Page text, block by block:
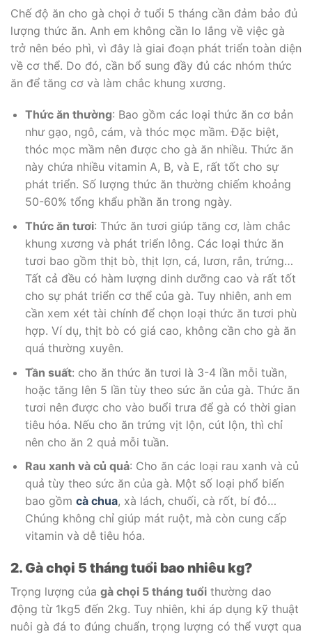
Chế độ ăn cho gà chọi ở tuổi 5 tháng cần đảm bảo đủ
lượng thức ăn. Anh em không cần lo lắng về việc gà
trở nên béo phì, vì đây là giai đoạn phát triển toàn diện
về cơ thể. Do đó, cần bổ sung đầy đủ các nhóm thức
ăn để tăng cơ và làm chắc khung xương.
Thức ăn thường: Bao gồm các loại thức ăn cơ bản
như gạo, ngô, cám, và thóc mọc mầm. Đặc biệt,
thóc mọc mầm nên được cho gà ăn nhiều. Thức ăn
này chứa nhiều vitamin A, B, và E, rất tốt cho sự
phát triển. Số lượng thức ăn thường chiếm khoảng
50-60% tổng khẩu phần ăn trong ngày.
Thức ăn tươi: Thức ăn tươi giúp tăng cơ, làm chắc
khung xương và phát triển lông. Các loại thức ăn
tươi bao gồm thịt bò, thịt lợn, cá, lươn, rắn, trứng…
Tất cả đều có hàm lượng dinh dưỡng cao và rất tốt
cho sự phát triển cơ thể của gà. Tuy nhiên, anh em
cần xem xét tài chính để chọn loại thức ăn tươi phù
hợp. Ví dụ, thịt bò có giá cao, không cần cho gà ăn
quá thường xuyên.
Tần suất: cho ăn thức ăn tươi là 3-4 lần mỗi tuần,
hoặc tăng lên 5 lần tùy theo sức ăn của gà. Thức ăn
tươi nên được cho vào buổi trưa để gà có thời gian
tiêu hóa. Nếu cho ăn trứng vịt lộn, cút lộn, thì chỉ
nên cho ăn 2 quả mỗi tuần.
Rau xanh và củ quả: Cho ăn các loại rau xanh và củ
quả tùy theo sức ăn của gà. Một số loại phổ biến
bao gồm cà chua, xà lách, chuối, cà rốt, bí đỏ…
Chúng không chỉ giúp mát ruột, mà còn cung cấp
vitamin và dễ tiêu hóa.
2. Gà chọi 5 tháng tuổi bao nhiêu kg?
Trọng lượng của gà chọi 5 tháng tuổi thường dao
động từ 1kg5 đến 2kg. Tuy nhiên, khi áp dụng kỹ thuật
nuôi gà đá to đúng chuẩn, trọng lượng có thể vượt qua